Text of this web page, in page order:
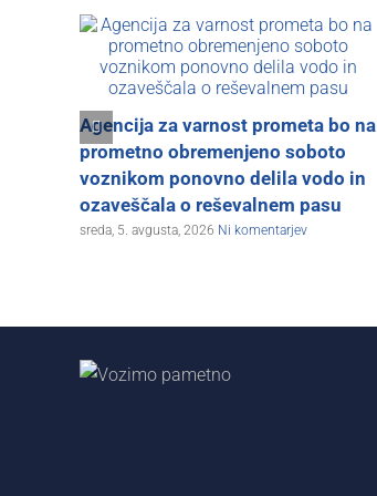
Agencija za varnost prometa bo na
prometno obremenjeno soboto
voznikom ponovno delila vodo in
ozaveščala o reševalnem pasu
sreda, 5. avgusta, 2026 Ni komentarjev